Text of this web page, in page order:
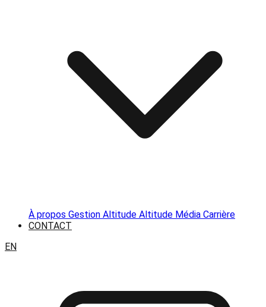
À propos Gestion Altitude Altitude Média Carrière
CONTACT
EN